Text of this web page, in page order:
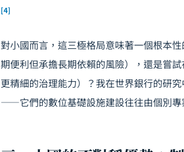
[4]
對小國而言，這三極格局意味著一個根本
期便利但承擔長期依賴的風險），還是嘗
更精細的治理能力）？我在世界銀行的研
——它們的數位基礎設施建設往往由個別專